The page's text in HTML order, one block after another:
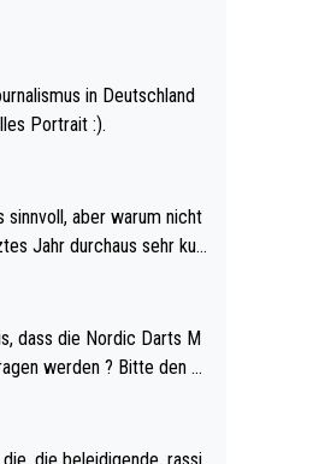
in Deutschland
Portrait :).
sinnvoll, aber warum nicht
Qualifikation des Weltm
Dies war bei Archie Self l
Weltmeister d
werden ? Bitte den A